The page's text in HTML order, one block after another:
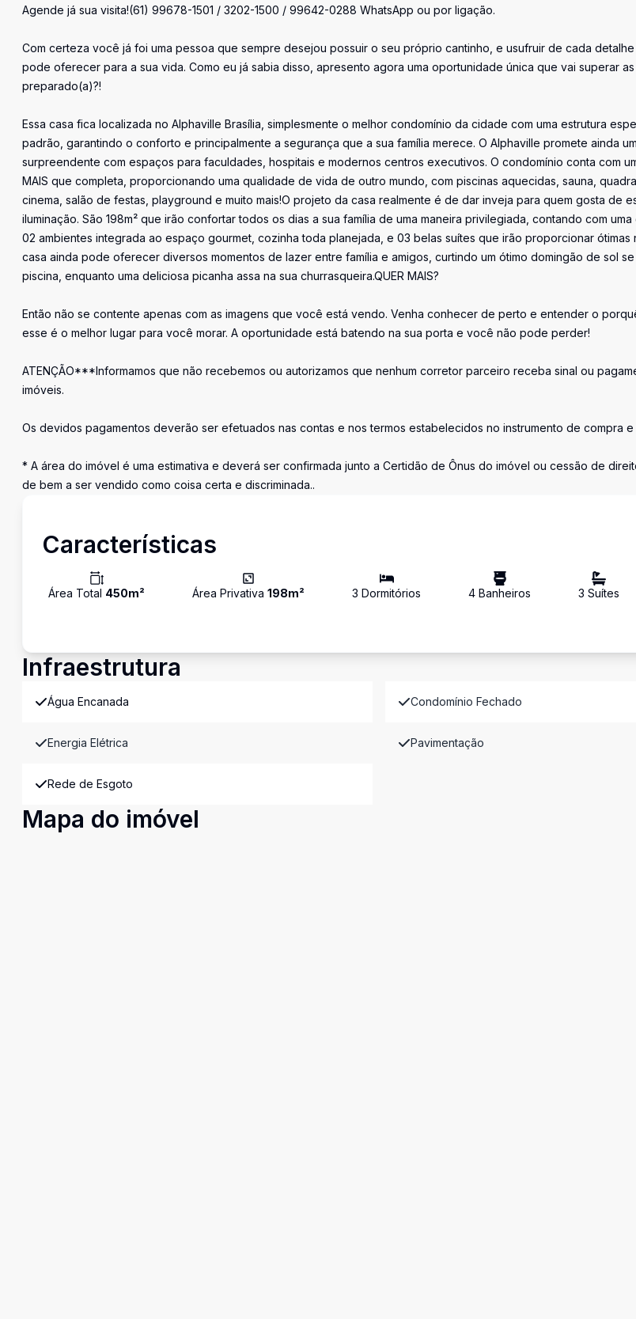
Agende já sua visita!(61) 99678-1501 / 3202-1500 / 99642-0288 WhatsApp ou por ligação.
Com certeza você já foi uma pessoa que sempre desejou possuir o seu próprio cantinho, e usufruir de cada
pode oferecer para a sua vida. Como eu já sabia disso, apresento agora uma oportunidade única que vai superar as
preparado(a)?!
Essa casa fica localizada no Alphaville Brasília, simplesmente o melhor condomínio da cidade com uma estrutura
padrão, garantindo o conforto e principalmente a segurança que a sua família merece. O Alphaville promete ainda
surpreendente com espaços para faculdades, hospitais e modernos centros executivos. O condomínio conta com
MAIS que completa, proporcionando uma qualidade de vida de outro mundo, com piscinas aquecidas, sauna,
cinema, salão de festas, playground e muito mais!O projeto da casa realmente é de dar inveja para quem gosta de
iluminação. São 198m² que irão confortar todos os dias a sua família de uma maneira privilegiada, contando com
02 ambientes integrada ao espaço gourmet, cozinha toda planejada, e 03 belas suítes que irão proporcionar ótimas
casa ainda pode oferecer diversos momentos de lazer entre família e amigos, curtindo um ótimo domingão de sol
piscina, enquanto uma deliciosa picanha assa na sua churrasqueira.QUER MAIS?
Então não se contente apenas com as imagens que você está vendo. Venha conhecer de perto e entender o
esse é o melhor lugar para você morar. A oportunidade está batendo na sua porta e você não pode perder!
ATENÇÃO***Informamos que não recebemos ou autorizamos que nenhum corretor parceiro receba sinal ou
imóveis.
Os devidos pagamentos deverão ser efetuados nas contas e nos termos estabelecidos no instrumento de compra e
* A área do imóvel é uma estimativa e deverá ser confirmada junto a Certidão de Ônus do imóvel ou cessão de
de bem a ser vendido como coisa certa e discriminada..
Características
Área Total 450m² Área Privativa198m² 3 Dormitórios 4 Banheiros 3 Suítes
Infraestrutura
Água Encanada Condomínio Fechado
Energia Elétrica Pavimentação
Rede de Esgoto
Mapa do imóvel